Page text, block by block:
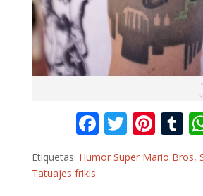
F
ac
e
T
w
itt
Pi
nt
er
T
u
Etiquetas: Humor Super Mario Bros,
Tatuajes frikis